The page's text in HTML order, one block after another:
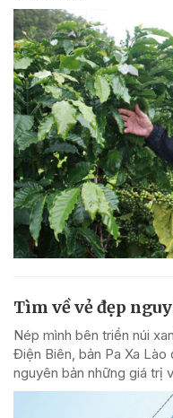
Tìm về vẻ đẹp
Nép mình bên triền núi
Điện Biên, bản Pa Xa
nguyên bản những giá trị